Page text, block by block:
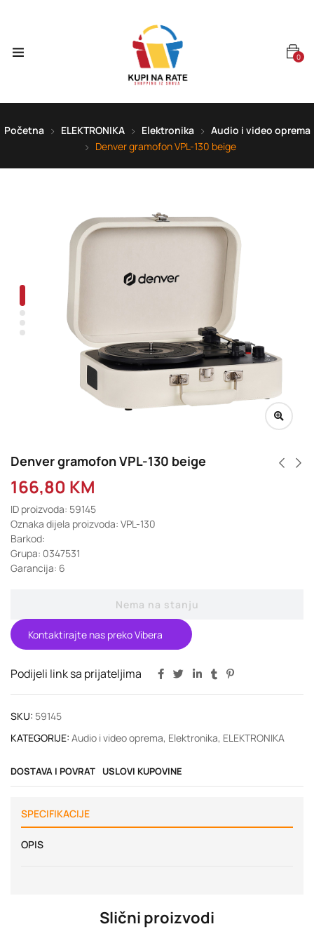
0
Početna ELEKTRONIKA Elektronika
Audio i video oprema
Denver gramofon VPL-130 beige
Denver gramofon VPL-130 beige
166,80 KM
ID proizvoda: 59145
Oznaka dijela proizvoda: VPL-130
Barkod:
Grupa: 0347531
Garancija: 6
Nema na stanju
Kontaktirajte nas preko Vibera
Podijeli link sa prijateljima
SKU: 59145
KATEGORIJE: Audio i video oprema, Elektronika, ELEKTRONIKA
DOSTAVA I POVRAT USLOVI KUPOVINE
SPECIFIKACIJE
OPIS
Slični proizvodi